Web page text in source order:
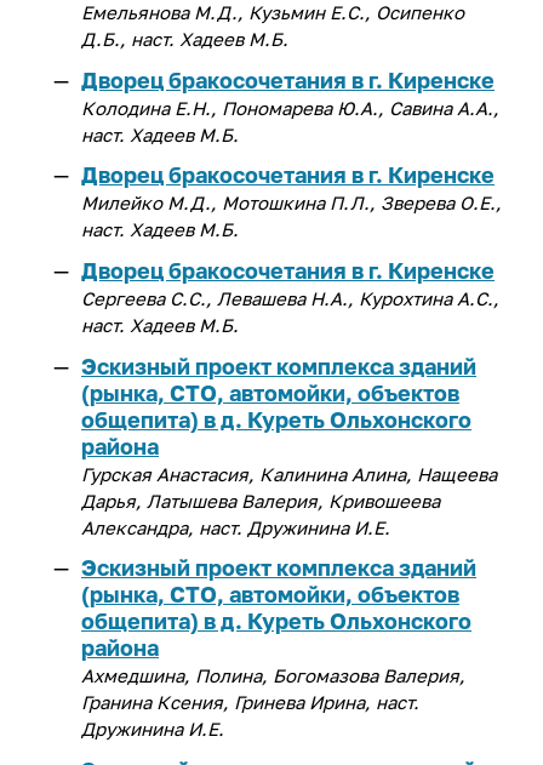
Емельянова М.Д., Кузьмин Е.С., Осипенко
Д.Б., наст. Хадеев М.Б.
Дворец бракосочетания в г. Киренске
Колодина Е.Н., Пономарева Ю.А., Савина А.А.,
наст. Хадеев М.Б.
Дворец бракосочетания в г. Киренске
Милейко М.Д., Мотошкина П.Л., Зверева О.Е.,
наст. Хадеев М.Б.
Дворец бракосочетания в г. Киренске
Сергеева С.С., Левашева Н.А., Курохтина А.С.,
наст. Хадеев М.Б.
Эскизный проект комплекса зданий
(рынка, СТО, автомойки, объектов
общепита) в д. Куреть Ольхонского
района
Гурская Анастасия, Калинина Алина, Нащеева
Дарья, Латышева Валерия, Кривошеева
Александра, наст. Дружинина И.Е.
Эскизный проект комплекса зданий
(рынка, СТО, автомойки, объектов
общепита) в д. Куреть Ольхонского
района
Ахмедшина, Полина, Богомазова Валерия,
Гранина Ксения, Гринева Ирина, наст.
Дружинина И.Е.